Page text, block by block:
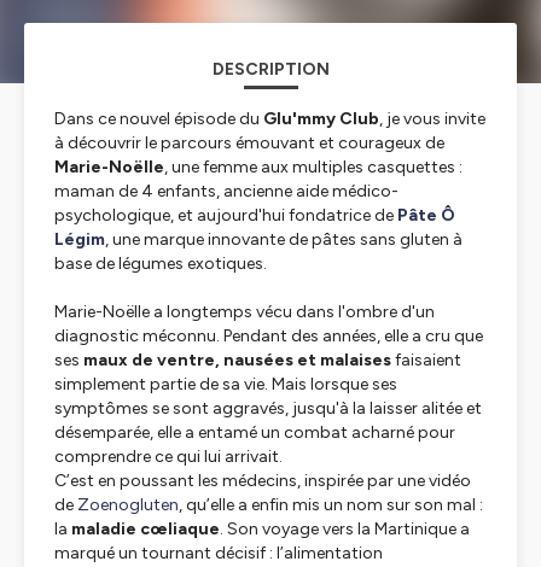
DESCRIPTION
Dans ce nouvel épisode du Glu'mmy Club, je vous invite
à découvrir le parcours émouvant et courageux de
Marie-Noëlle, une femme aux multiples casquettes :
maman de 4 enfants, ancienne aide médico-
psychologique, et aujourd'hui fondatrice de Pâte Ô
Légim, une marque innovante de pâtes sans gluten à
base de légumes exotiques.
Marie-Noëlle a longtemps vécu dans l'ombre d'un
diagnostic méconnu. Pendant des années, elle a cru que
ses maux de ventre, nausées et malaisesfaisaient
simplement partie de sa vie. Mais lorsque ses
symptômes se sont aggravés, jusqu'à la laisser alitée et
désemparée, elle a entamé un combat acharné pour
comprendre ce qui lui arrivait.
C’est en poussant les médecins, inspirée par une vidéo
de Zoenogluten, qu’elle a enfin mis un nom sur son mal :
la maladie cœliaque. Son voyage vers la Martinique a
marqué un tournant décisif : l’alimentation